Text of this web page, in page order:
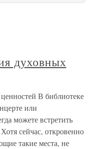
духовных
В библиотеке
или
можете встретить
сейчас, откровенно
такие места, не